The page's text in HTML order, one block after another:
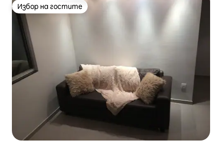
Избор на гостите
Избор на гостите